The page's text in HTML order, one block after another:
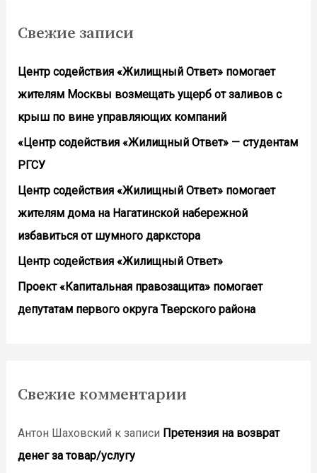
Свежие записи
Центр содействия «Жилищный Ответ» помогает
жителям Москвы возмещать ущерб от заливов с
крыш по вине управляющих компаний
«Центр содействия «Жилищный Ответ» — студентам
РГСУ
Центр содействия «Жилищный Ответ» помогает
жителям дома на Нагатинской набережной
избавиться от шумного даркстора
Центр содействия «Жилищный Ответ»
Проект «Капитальная правозащита» помогает
депутатам первого округа Тверского района
Свежие комментарии
Антон Шаховский к записи Претензия на возврат
денег за товар/услугу